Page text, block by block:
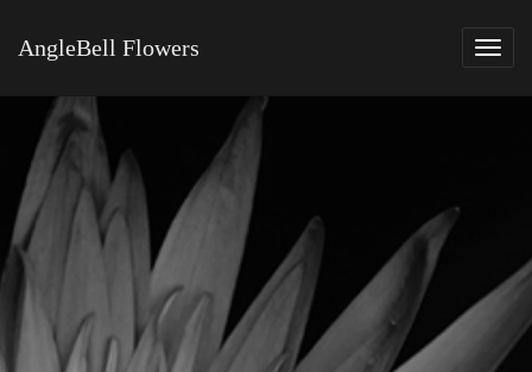
AngleBell Flowers